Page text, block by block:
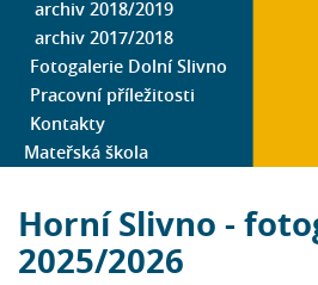
archiv 2018/2019
archiv 2017/2018
Fotogalerie Dolní Slivno
Pracovní příležitosti
Kontakty
Mateřská škola
Horní Slivno -
2025/2026